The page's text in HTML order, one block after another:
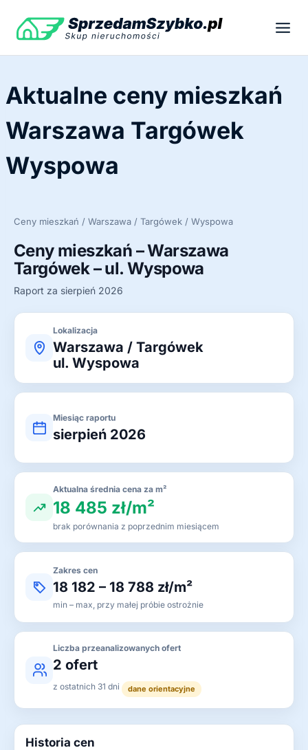
treści
Aktualne ceny mieszkań
Warszawa Targówek
Wyspowa
Ceny mieszkań / Warszawa / Targówek / Wyspowa
Ceny mieszkań – Warszawa
Targówek – ul. Wyspowa
Raport za sierpień 2026
Lokalizacja
Warszawa / Targówek
ul. Wyspowa
Miesiąc raportu
sierpień 2026
Aktualna średnia cena za m²
18 485 zł/m²
brak porównania z poprzednim miesiącem
Zakres cen
18 182 – 18 788 zł/m²
min – max, przy małej próbie ostrożnie
Liczba przeanalizowanych ofert
2 ofert
z ostatnich 31 dni dane orientacyjne
Historia cen